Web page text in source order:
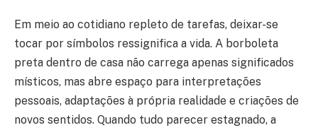
Em meio ao cotidiano repleto de tarefas, deixar-se
tocar por símbolos ressignifica a vida. A borboleta
preta dentro de casa não carrega apenas significados
místicos, mas abre espaço para interpretações
pessoais, adaptações à própria realidade e criações de
novos sentidos. Quando tudo parecer estagnado, a